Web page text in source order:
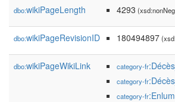
dbo:wikiPageLength 4293
dbo:wikiPageRevisionID 180494897
dbo:wikiPageWikiLink category-fr
category-fr
category-fr